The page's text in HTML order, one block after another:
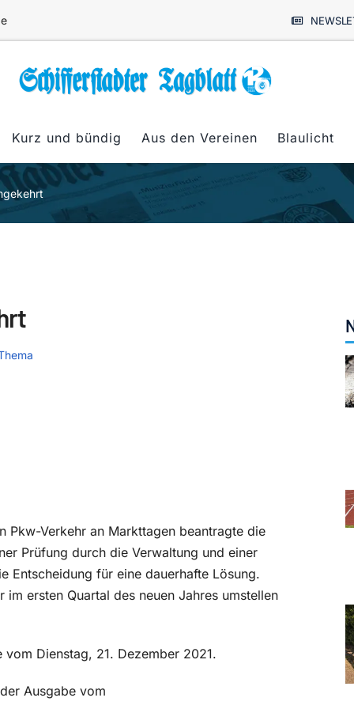
Kurz und bündig Aus den Vereinen Blaulicht
Pkw-Verkehr an Markttagen beantragte die
Prüfung durch die Verwaltung und einer
Entscheidung für eine dauerhafte Lösung.
ersten Quartal des neuen Jahres umstellen
Dienstag, 21. Dezember 2021.
Ausgabe vom